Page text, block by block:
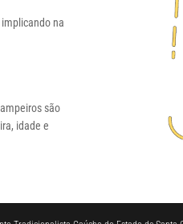
na
são
idade e